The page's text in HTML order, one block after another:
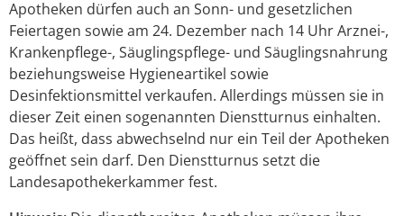
Apotheken dürfen auch an Sonn- und gesetzlichen
Feiertagen sowie am 24. Dezember nach 14 Uhr Arznei-,
Krankenpflege-, Säuglingspflege- und Säuglingsnahrung
beziehungsweise Hygieneartikel sowie
Desinfektionsmittel verkaufen. Allerdings müssen sie in
dieser Zeit einen sogenannten Dienstturnus einhalten.
Das heißt, dass abwechselnd nur ein Teil der Apotheken
geöffnet sein darf. Den Dienstturnus setzt die
Landesapothekerkammer fest.